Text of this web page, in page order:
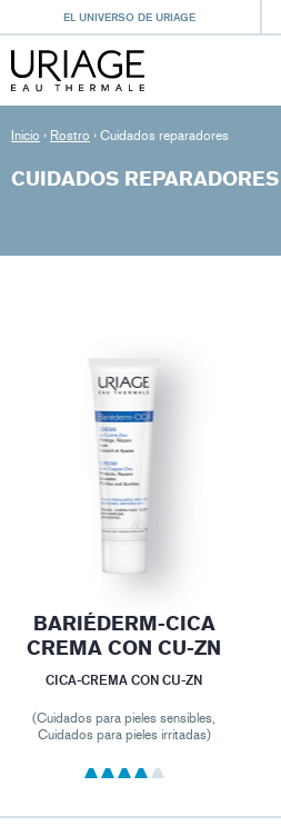
EL UNIVERSO DE URIAGE
Inicio › Rostro › Cuidados reparadores
CUIDADOS REPARADORES
BARIÉDERM-CICA
CREMA CON CU-ZN
CICA-CREMA CON CU-ZN
(Cuidados para pieles sensibles,
Cuidados para pieles irritadas)